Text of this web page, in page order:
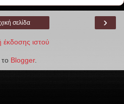
›
σελίδα
ιστού
Blogger.